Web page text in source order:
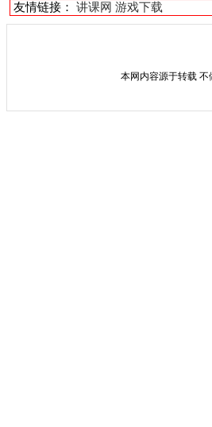
友情链接： 讲课网 游戏下载
本网内容源于转载